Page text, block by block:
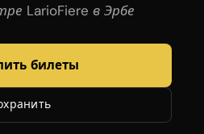
LarioFiere в Эрбе
билеты